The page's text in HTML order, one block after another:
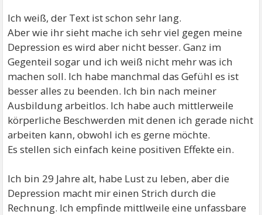
Ich weiß, der Text ist schon sehr lang.
Aber wie ihr sieht mache ich sehr viel gegen meine
Depression es wird aber nicht besser. Ganz im
Gegenteil sogar und ich weiß nicht mehr was ich
machen soll. Ich habe manchmal das Gefühl es ist
besser alles zu beenden. Ich bin nach meiner
Ausbildung arbeitlos. Ich habe auch mittlerweile
körperliche Beschwerden mit denen ich gerade nicht
arbeiten kann, obwohl ich es gerne möchte.
Es stellen sich einfach keine positiven Effekte ein.
Ich bin 29 Jahre alt, habe Lust zu leben, aber die
Depression macht mir einen Strich durch die
Rechnung. Ich empfinde mittlweile eine unfassbare